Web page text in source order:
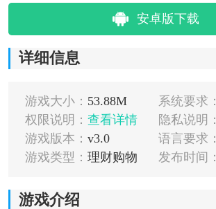
安卓版下载
详细信息
游戏大小： 53.88M 系统要求：
权限说明： 查看详情 隐私说明：
游戏版本： v3.0 语言要求：
游戏类型： 理财购物 发布时间：
游戏介绍